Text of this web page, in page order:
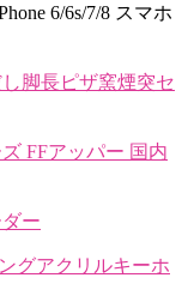
6/6s/7/8 スマホ
脚長ピザ窯煙突セ
FFアッパー 国内
ー
グアクリルキーホ